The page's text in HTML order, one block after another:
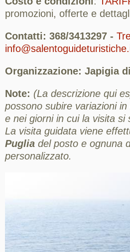
promozioni, offerte e
Contatti: 368/3413297 -
Organizzazione: Japigia
Note: (La descrizione qui
possono subire variazioni
e nei giorni in cui la visita si
La visita guidata viene
Puglia del posto e ognuna
personalizzato.